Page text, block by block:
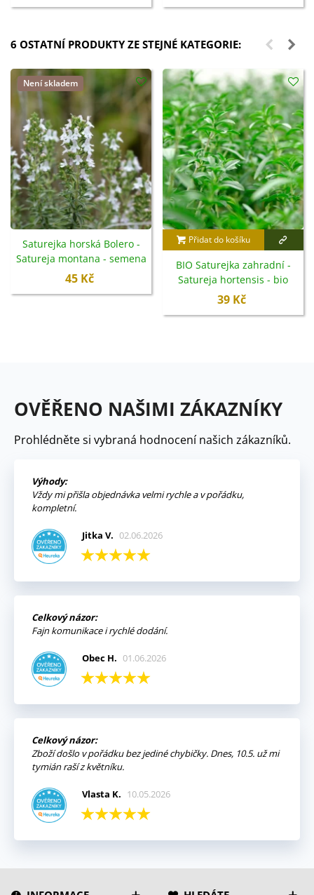
6 OSTATNÍ PRODUKTY ZE STEJNÉ KATEGORIE:
Není skladem
Saturejka horská Bolero -
Satureja montana - semena
- 500 ks
45 Kč
Přidat do košíku
BIO Saturejka zahradní -
Satureja hortensis - bio
semena - 600 ks
39 Kč
OVĚŘENO NAŠIMI ZÁKAZNÍKY
Prohlédněte si vybraná hodnocení našich zákazníků.
Výhody:
Vždy mi přišla objednávka velmi rychle a v pořádku,
kompletní.
Jitka V. 02.06.2026
Celkový názor:
Fajn komunikace i rychlé dodání.
Obec H. 01.06.2026
Celkový názor:
Zboží došlo v pořádku bez jediné chybičky. Dnes, 10.5. už mi
tymián raší z květníku.
Vlasta K. 10.05.2026